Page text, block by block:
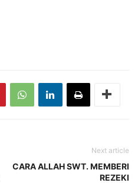
Next article
CARA ALLAH SWT. MEMBERI
REZEKI